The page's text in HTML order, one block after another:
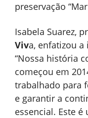
preservação
Isabela Suarez,
Viva, enfatizou
“Nossa história
começou em
trabalhado para
e garantir a
essencial. Este